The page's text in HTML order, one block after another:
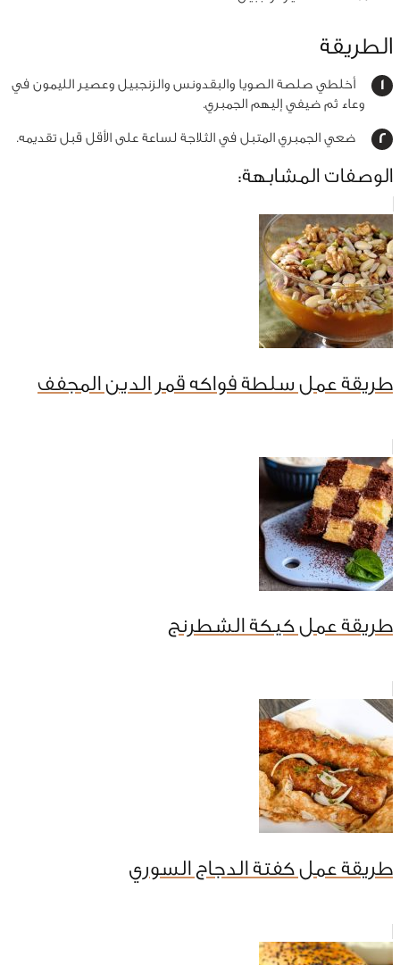
الطريقة
أخلطي صلصة الصويا والبقدونس والزنجبيل وعصير الليمون في
وعاء ثم ضيفي إليهم الجمبري.
ضعي الجمبري المتبل في الثلاجة لساعة على الأقل قبل تقديمه.
الوصفات المشابهة:
طريقة عمل سلطة فواكه قمر الدين المجفف
طريقة عمل كيكة الشطرنج
طريقة عمل كفتة الدجاج السوري